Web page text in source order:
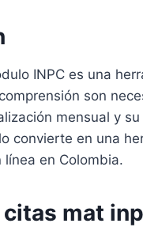
INPC es una
son
mensual y
convierte en una
en Colombia.
mat